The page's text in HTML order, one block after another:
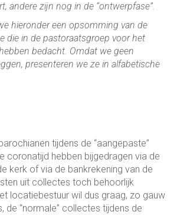
andere zijn nog in de “ontwerpfase”.
hieronder een opsomming van de
die in de pastoraatsgroep voor het
bedacht. Omdat we geen
presenteren we ze in alfabetische
tijdens de “aangepaste”
coronatijd hebben bijgedragen via de
kerk of via de bankrekening van de
uit collectes toch behoorlijk
locatiebestuur wil dus graag, zo gauw
de “normale” collectes tijdens de